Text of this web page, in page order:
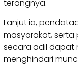
terangnya.
Lanjut ia,
masyarakat,
secara adil dapat
menghindari